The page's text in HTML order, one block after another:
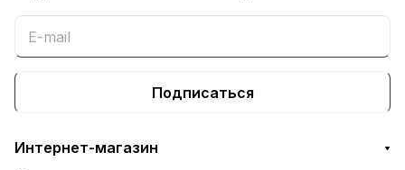
Подписаться
Интернет-магазин